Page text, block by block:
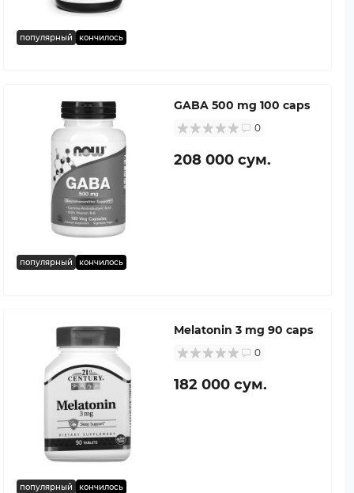
популярный кончилось
популярный кончилось
GABA 500 mg 100 caps
0
208 000 сум.
популярный кончилось
Melatonin 3 mg 90 caps
0
182 000 сум.